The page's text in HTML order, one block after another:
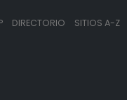
DIRECTORIO SITIOS A-Z